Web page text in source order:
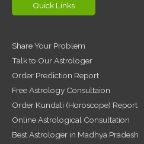
Quick Links
Share Your Problem
Talk to Our Astrologer
Order Prediction Report
Free Astrology Consultaion
Order Kundali (Horoscope) Report
Online Astrological Consultation
Best Astrologer in Madhya Pradesh